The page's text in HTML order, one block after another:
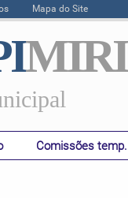
Mapa do Site
Comissões temp.